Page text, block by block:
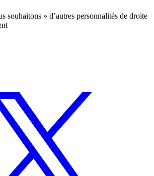
souhaitons » d’autres personnalités de droite